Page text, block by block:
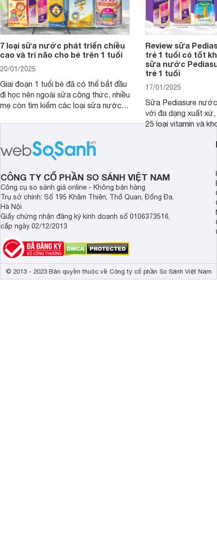
7 loại sữa nước phát triển chiều
cao và trí não cho bé trên 1 tuổi
20/01/2025
Giai đoạn 1 tuổi bé đã có thể bắt đầu
đi học nên ngoài sữa công thức, nhiều
mẹ còn tìm kiếm các loại sữa nước
trẻ. Dưới đây là 7 loại sữa nước phát
1 tuổi tốt mà mẹ bỉm nên lựa chọn.
Review sữa
trẻ 1 tuổi có tốt
sữa nước
trẻ 1 tuổi
17/01/2025
Sữa Pediasure
với đa dạng xuất
25 loại vitamin và
CÔNG TY CỔ PHẦN SO SÁNH VIỆT NAM
Công cụ so sánh giá online - Không bán hàng
Trụ sở chính: Số 195 Khâm Thiên, Thổ Quan, Đống Đa,
Hà Nội
Giấy chứng nhận đăng ký kinh doanh số 0106373516,
cấp ngày 02/12/2013
© 2013 - 2023 Bản quyền thuộc về Công ty cổ phần So Sánh Việt Nam